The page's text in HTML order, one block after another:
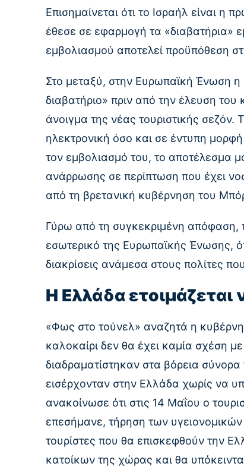
Επισημαίνεται ότι το Ισραήλ είναι
έθεσε σε εφαρμογή τα «διαβατήρια»
εμβολιασμού αποτελεί προϋπόθεση
Στο μεταξύ, στην Ευρωπαϊκή Ένωση η
διαβατήριο» πριν από την έλευση
άνοιγμα της νέας τουριστικής σεζόν.
ηλεκτρονική όσο και σε έντυπη
τον εμβολιασμό του, το αποτέλεσμα
ανάρρωσης σε περίπτωση που έχει
από τη βρετανική κυβέρνηση του
Γύρω από τη συγκεκριμένη απόφαση,
εσωτερικό της Ευρωπαϊκής Ένωσης,
διακρίσεις ανάμεσα στους πολίτες
Η Ελλάδα ετοιμάζεται
«Φως στο τούνελ» αναζητά η
καλοκαίρι δεν θα έχει καμία σχέση με
διαδραματίστηκαν στα βόρεια
εισέρχονταν στην Ελλάδα χωρίς να
ανακοίνωσε ότι στις 14 Μαΐου ο
επεσήμανε, τήρηση των
τουρίστες που θα επισκεφθούν την
κατοίκων της χώρας και θα